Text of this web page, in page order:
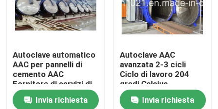
Su di noi
Visita alla fabbrica
Controllo della qualità
Contattaci
Autoclave automatico
AAC per pannelli di
cemento AAC
Fornitore di servizi di
produzione
Invia richiesta
Autoclave AAC
avanzata 2-3 cicli
Ciclo di lavoro 204
gradi Celsius
Temperatura di
progettazione
Invia richiesta